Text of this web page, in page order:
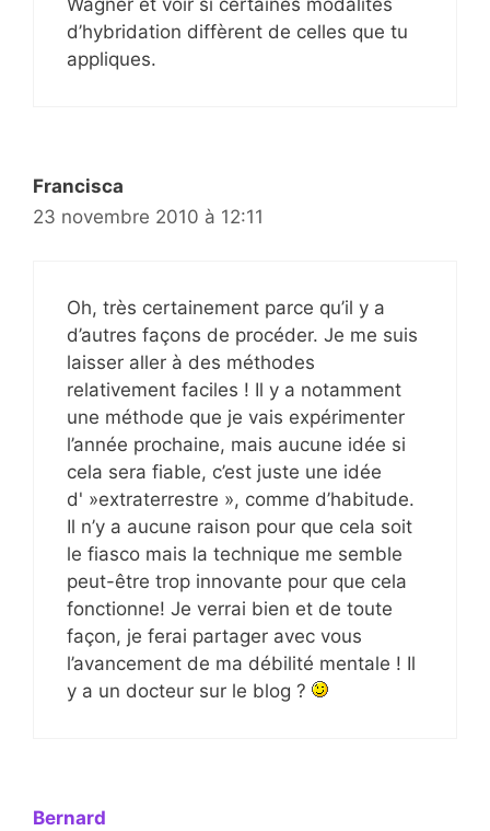
d’hybridation diffèrent de celles que tu
appliques.
Francisca
23 novembre 2010 à 12:11
Oh, très certainement parce qu’il y a
d’autres façons de procéder. Je me suis
laisser aller à des méthodes
relativement faciles ! Il y a notamment
une méthode que je vais expérimenter
l’année prochaine, mais aucune idée si
cela sera fiable, c’est juste une idée
d' »extraterrestre », comme d’habitude.
Il n’y a aucune raison pour que cela soit
le fiasco mais la technique me semble
peut-être trop innovante pour que cela
fonctionne! Je verrai bien et de toute
façon, je ferai partager avec vous
l’avancement de ma débilité mentale ! Il
y a un docteur sur le blog ?
Bernard